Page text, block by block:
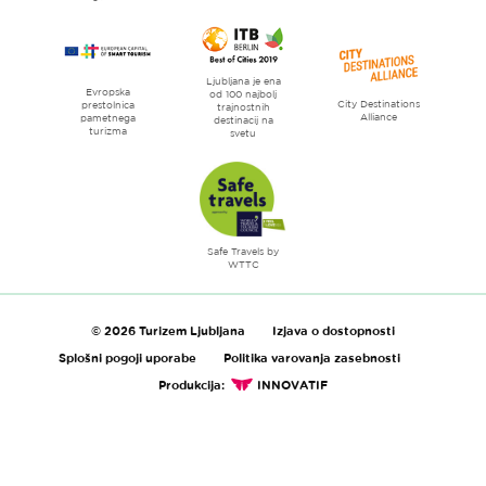
Evropska
prestolnica
pametnega
turizma
Ljubljana je ena
od 100 najbolj
trajnostnih
destinacij na
svetu
City Destinations
Alliance
Safe Travels by
WTTC
© 2026 Turizem Ljubljana
Izjava o dostopnosti
Splošni pogoji uporabe
Politika varovanja zasebnosti
Produkcija:
INNOVATIF